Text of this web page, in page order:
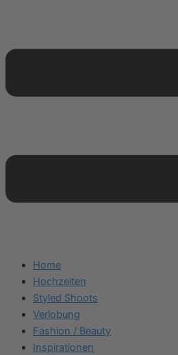
Home
Hochzeiten
Styled Shoots
Verlobung
Fashion / Beauty
Inspirationen